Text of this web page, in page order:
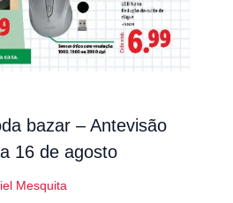
bazar – Antevisão
16 de agosto
Mesquita